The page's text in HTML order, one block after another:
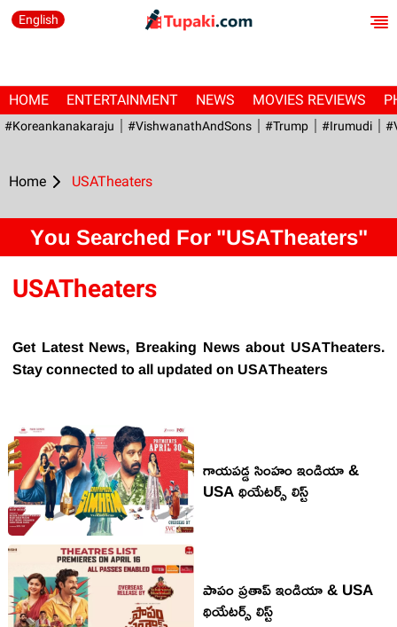
English
HOME ENTERTAINMENT NEWS MOVIES REVIEWS
#Koreankanakaraju #VishwanathAndSons #Trump #irumudi
Home USATheaters
You Searched For "USATheaters"
USATheaters
Get Latest News, Breaking News about USATheaters.
Stay connected to all updated on USATheaters
గాయపడ్డ సింహం ఇండియా &
USA థియేటర్స్ లిస్ట్
పాపం ప్రతాప్ ఇండియా & USA
థియేటర్స్ లిస్ట్